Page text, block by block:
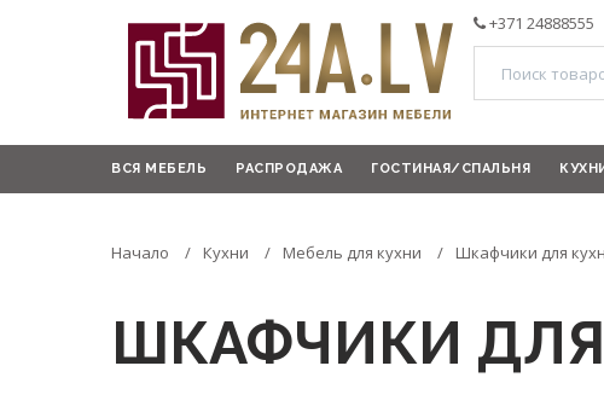
+371 24888555
ВСЯ МЕБЕЛЬ РАСПРОДАЖА ГОСТИНАЯ/СПАЛЬНЯ
Начало Кухни Мебель для кухни Шкафчики для
ШКАФЧИКИ ДЛЯ